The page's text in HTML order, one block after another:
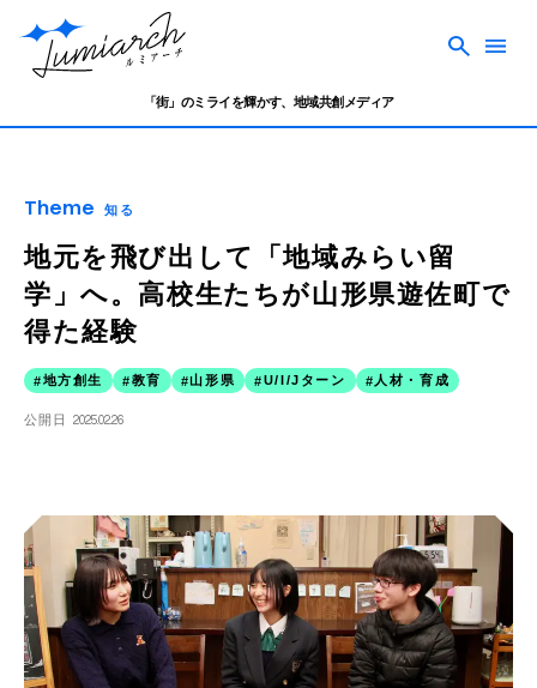
「街」のミライを輝かす、地域共創メディア
Theme 知る
地元を飛び出して「地域みらい留
学」へ。高校生たちが山形県遊佐町で
得た経験
地方創生 教育 山形県 U/I/Jターン 人材・育成
公開日 2025.02.26